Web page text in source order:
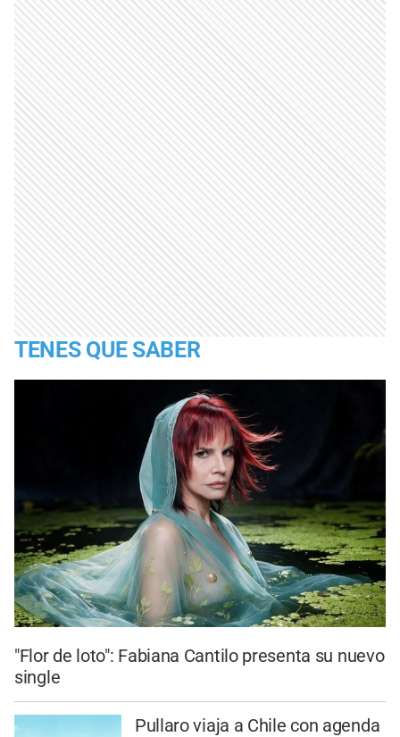
TENES QUE SABER
"Flor de loto": Fabiana Cantilo presenta su nuevo
single
Pullaro viaja a Chile con agenda